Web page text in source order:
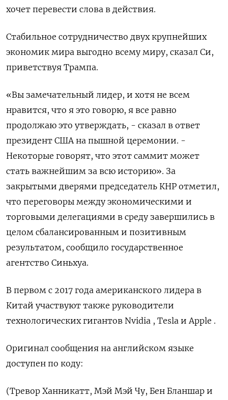
хочет перевести ​слова в действия.
Стабильное сотрудничество двух ‌крупнейших
экономик мира выгодно всему миру, сказал ​Си,
приветствуя Трампа.
«Вы замечательный лидер, и ‌хотя не всем
нравится, что я это говорю, я все равно
продолжаю это ​утверждать, - сказал ​в ответ
президент ‌США на пышной церемонии. -
Некоторые говорят, ​что этот саммит может
стать важнейшим за всю историю». За
закрытыми дверями председатель КНР отметил,
что переговоры между экономическими и
торговыми делегациями в среду завершились в
целом сбалансированным и позитивным
результатом, ​сообщило государственное
агентство Синьхуа.
В ⁠первом с 2017 года американского лидера в
Китай участвуют также ‌руководители
технологических гигантов Nvidia , Tesla и Apple .
Оригинал сообщения ‌на английском языке
доступен по коду:
(Тревор Ханникатт, ​Мэй Мэй Чу, Бен Бланшар ‌и